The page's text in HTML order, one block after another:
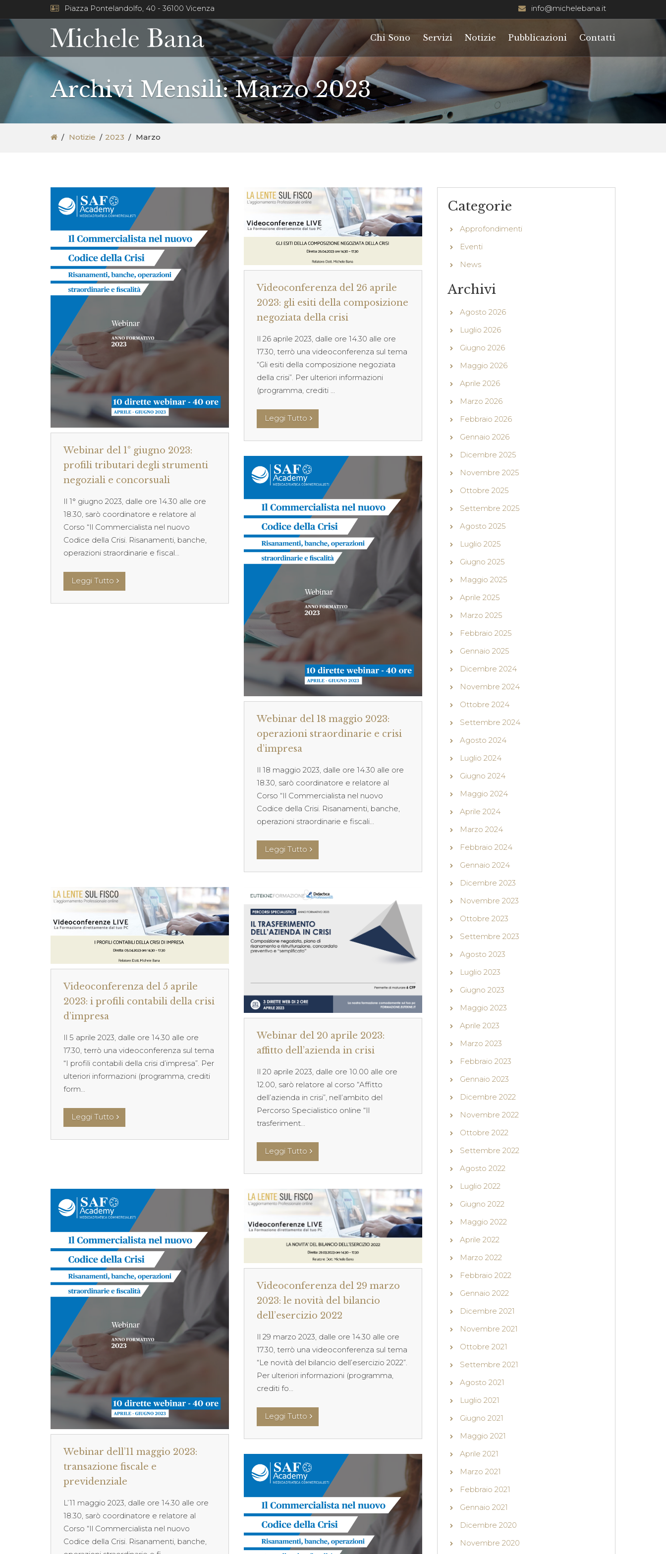
Piazza Pontelandolfo, 40 - 36100 Vicenza info@michelebana.it
Chi Sono Servizi Notizie Pubblicazioni Contatti
Archivi Mensili: Marzo 2023
Notizie 2023 Marzo
Webinar del 1° giugno 2023:
profili tributari degli strumenti
negoziali e concorsuali
Il 1° giugno 2023, dalle ore 14.30 alle ore
18.30, sarò coordinatore e relatore al
Corso “Il Commercialista nel nuovo
Codice della Crisi. Risanamenti, banche,
operazioni straordinarie e fiscal...
Leggi Tutto
Videoconferenza del 26 aprile
2023: gli esiti della composizione
negoziata della crisi
Il 26 aprile 2023, dalle ore 14.30 alle ore
17.30, terrò una videoconferenza sul tema
“Gli esiti della composizione negoziata
della crisi”. Per ulteriori informazioni
(programma, crediti ...
Leggi Tutto
Webinar del 18 maggio 2023:
operazioni straordinarie e crisi
d’impresa
Il 18 maggio 2023, dalle ore 14.30 alle ore
18.30, sarò coordinatore e relatore al
Corso “Il Commercialista nel nuovo
Codice della Crisi. Risanamenti, banche,
operazioni straordinarie e fiscali...
Leggi Tutto
Videoconferenza del 5 aprile
2023: i profili contabili della crisi
d’impresa
Il 5 aprile 2023, dalle ore 14.30 alle ore
17.30, terrò una videoconferenza sul tema
“I profili contabili della crisi d’impresa”. Per
ulteriori informazioni (programma, crediti
form...
Leggi Tutto
Webinar del 20 aprile 2023:
affitto dell’azienda in crisi
Il 20 aprile 2023, dalle ore 10.00 alle ore
12.00, sarò relatore al corso “Affitto
dell’azienda in crisi”, nell’ambito del
Percorso Specialistico online “Il
trasferiment...
Leggi Tutto
Webinar dell’11 maggio 2023:
transazione fiscale e
previdenziale
L’11 maggio 2023, dalle ore 14.30 alle ore
18.30, sarò coordinatore e relatore al
Corso “Il Commercialista nel nuovo
Codice della Crisi. Risanamenti, banche,
Videoconferenza del 29 marzo
2023: le novità del bilancio
dell’esercizio 2022
Il 29 marzo 2023, dalle ore 14.30 alle ore
17.30, terrò una videoconferenza sul tema
“Le novità del bilancio dell’esercizio 2022”.
Per ulteriori informazioni (programma,
crediti fo...
Leggi Tutto
Categorie
Approfondimenti
Eventi
News
Archivi
Agosto 2026
Luglio 2026
Giugno 2026
Maggio 2026
Aprile 2026
Marzo 2026
Febbraio 2026
Gennaio 2026
Dicembre 2025
Novembre 2025
Ottobre 2025
Settembre 2025
Agosto 2025
Luglio 2025
Giugno 2025
Maggio 2025
Aprile 2025
Marzo 2025
Febbraio 2025
Gennaio 2025
Dicembre 2024
Novembre 2024
Ottobre 2024
Settembre 2024
Agosto 2024
Luglio 2024
Giugno 2024
Maggio 2024
Aprile 2024
Marzo 2024
Febbraio 2024
Gennaio 2024
Dicembre 2023
Novembre 2023
Ottobre 2023
Settembre 2023
Agosto 2023
Luglio 2023
Giugno 2023
Maggio 2023
Aprile 2023
Marzo 2023
Febbraio 2023
Gennaio 2023
Dicembre 2022
Novembre 2022
Ottobre 2022
Settembre 2022
Agosto 2022
Luglio 2022
Giugno 2022
Maggio 2022
Aprile 2022
Marzo 2022
Febbraio 2022
Gennaio 2022
Dicembre 2021
Novembre 2021
Ottobre 2021
Settembre 2021
Agosto 2021
Luglio 2021
Giugno 2021
Maggio 2021
Aprile 2021
Marzo 2021
Febbraio 2021
Gennaio 2021
Dicembre 2020
Novembre 2020